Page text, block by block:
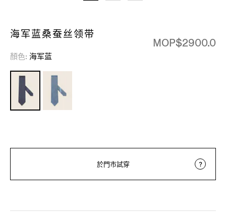
海军蓝桑蚕丝领带
MOP$2900.0
顏色 海军蓝
於門市試穿